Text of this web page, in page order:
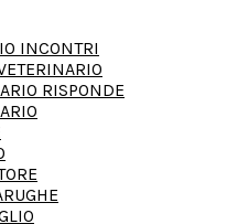
INCONTRI
RISPONDE